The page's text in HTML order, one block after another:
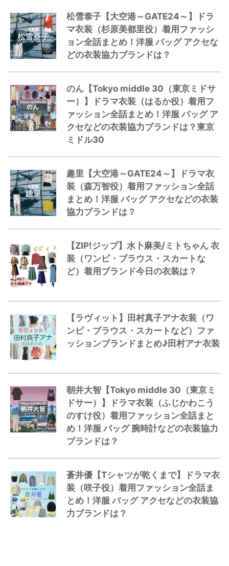
松雪泰子【大空港～GATE24～】ドラ
マ衣装（杉原美都里役）着用ファッシ
ョン全話まとめ！洋服 バッグ アクセな
どの衣装協力ブランドは？
のん【Tokyo middle 30（東京ミドサ
ー）】ドラマ衣装（はるか役）着用フ
ァッション全話まとめ！洋服 バッグ ア
クセなどの衣装協力ブランドは？東京
ミドル30
趣里【大空港～GATE24～】ドラマ衣
装（森万智役）着用ファッション全話
まとめ！洋服 バッグ アクセなどの衣装
協力ブランドは？
【ZIP!ジップ】水卜麻美/ミトちゃん 衣
装（ワンピ・ブラウス・スカートな
ど）着用ブランド今日の衣装は？
【ラヴィット】田村真子アナ衣装（ワ
ンピ・ブラウス・スカートなど）ファ
ッションブランドまとめ♪田村アナ衣装
朝井大智【Tokyo middle 30（東京ミ
ドサー）】ドラマ衣装（ふじかわこう
のすけ役）着用ファッション全話まと
め！洋服 バッグ 腕時計などの衣装協力
ブランドは？
蒼井優【Tシャツが乾くまで】ドラマ衣
装（咲子役）着用ファッション全話ま
とめ！洋服 バッグ アクセなどの衣装協
力ブランドは？